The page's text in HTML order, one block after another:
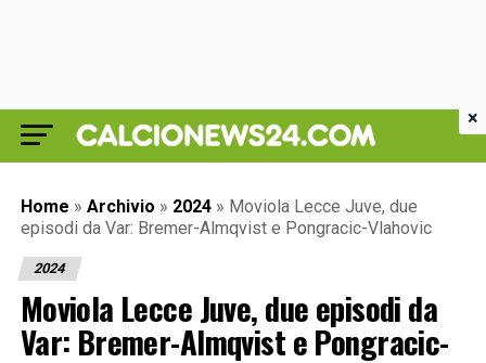
Home » Archivio » 2024 » Moviola Lecce Juve, due
episodi da Var: Bremer-Almqvist e Pongracic-Vlahovic
2024
Moviola Lecce Juve, due episodi da
Var: Bremer-Almqvist e Pongracic-
×